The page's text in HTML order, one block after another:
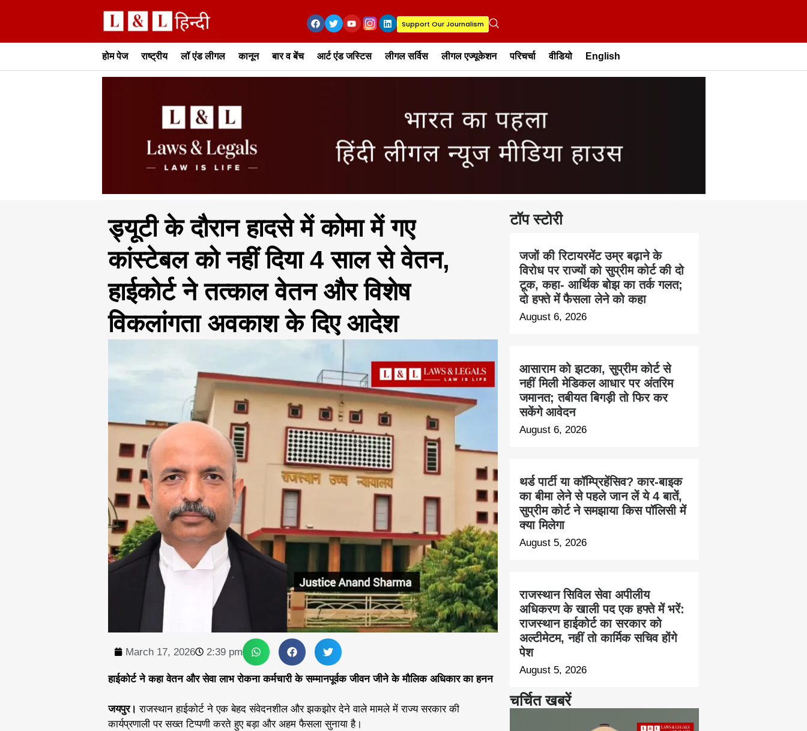
Support Our Journalism
होम पेज राष्ट्रीय लॉ एंड लीगल कानून बार व बेंच आर्ट एंड जस्टिस लीगल सर्विस लीगल एज्यूकेशन परिचर्चा वीडियो English
टॉप स्टोरी
जजों की रिटायरमेंट उम्र बढ़ाने के
विरोध पर राज्यों को सुप्रीम कोर्ट की दो
टूक, कहा- आर्थिक बोझ का तर्क गलत;
दो हफ्ते में फैसला लेने को कहा
August 6, 2026
आसाराम को झटका, सुप्रीम कोर्ट से
नहीं मिली मेडिकल आधार पर अंतरिम
जमानत; तबीयत बिगड़ी तो फिर कर
सकेंगे आवेदन
August 6, 2026
थर्ड पार्टी या कॉम्प्रिहेंसिव? कार-बाइक
का बीमा लेने से पहले जान लें ये 4 बातें,
सुप्रीम कोर्ट ने समझाया किस पॉलिसी में
क्या मिलेगा
August 5, 2026
राजस्थान सिविल सेवा अपीलीय
अधिकरण के खाली पद एक हफ्ते में भरें:
राजस्थान हाईकोर्ट का सरकार को
अल्टीमेटम, नहीं तो कार्मिक सचिव होंगे
पेश
August 5, 2026
चर्चित खबरें
ड्यूटी के दौरान हादसे में कोमा में गए
कांस्टेबल को नहीं दिया 4 साल से वेतन,
हाईकोर्ट ने तत्काल वेतन और विशेष
विकलांगता अवकाश के दिए आदेश
March 17, 2026 2:39 pm
हाईकोर्ट ने कहा वेतन और सेवा लाभ रोकना कर्मचारी के सम्मानपूर्वक जीवन जीने के मौलिक अधिकार का हनन
जयपुर। राजस्थान हाईकोर्ट ने एक बेहद संवेदनशील और झकझोर देने वाले मामले में राज्य सरकार की
कार्यप्रणाली पर सख्त टिप्पणी करते हुए बड़ा और अहम फैसला सुनाया है।